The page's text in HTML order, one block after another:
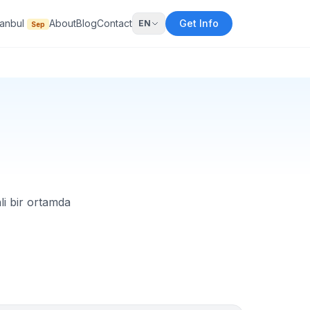
Sep AboutBlogContact EN Get Info
bir ortamda